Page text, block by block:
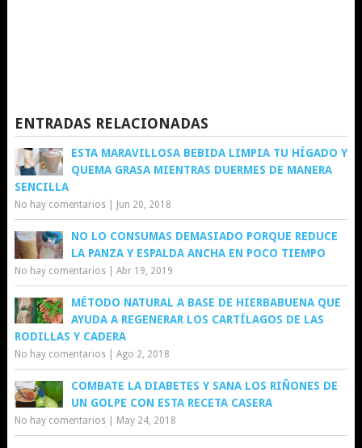
ENTRADAS RELACIONADAS
ESTA MARAVILLOSA BEBIDA LIMPIA TU HÍGADO Y
QUEMA GRASA MIENTRAS DUERMES DE MANERA
SENCILLA
No hay comentarios| Jun 20, 2018
NO LO CONSUMAS DEMASIADO PORQUE REDUCE
LA PANZA Y ESPALDA ANCHA EN POCO TIEMPO
No hay comentarios| Abr 19, 2019
MÉTODO NATURAL A BASE DE HIERBABUENA QUE
AYUDA A REGENERAR LOS CARTÍLAGOS DE LAS
RODILLAS Y CADERA
No hay comentarios| Ago 2, 2018
COMBATE LA DIABETES Y SANA LOS RIÑONES DE
UN GOLPE CON ESTA RECETA CASERA
No hay comentarios| May 24, 2018